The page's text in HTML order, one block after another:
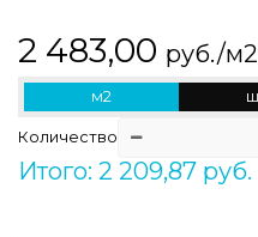
2 483,00 руб./м2
м2
Количество
Итого: 2 209,87 руб.